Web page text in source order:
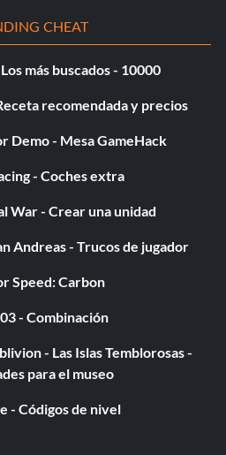
CHEAT
más buscados - 10000
recomendada y precios
Demo - Mesa GameHack
- Coches extra
War - Crear una unidad
Andreas - Trucos de jugador
Speed: Carbon
- Combinación
- Las Islas Temblorosas -
para el museo
- Códigos de nivel